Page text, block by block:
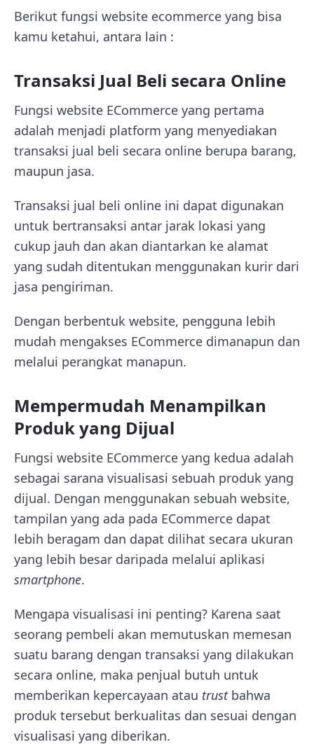
Berikut fungsi website ecommerce yang bisa
kamu ketahui, antara lain :
Transaksi Jual Beli secara Online
Fungsi website ECommerce yang pertama
adalah menjadi platform yang menyediakan
transaksi jual beli secara online berupa barang,
maupun jasa.
Transaksi jual beli online ini dapat digunakan
untuk bertransaksi antar jarak lokasi yang
cukup jauh dan akan diantarkan ke alamat
yang sudah ditentukan menggunakan kurir dari
jasa pengiriman.
Dengan berbentuk website, pengguna lebih
mudah mengakses ECommerce dimanapun dan
melalui perangkat manapun.
Mempermudah Menampilkan
Produk yang Dijual
Fungsi website ECommerce yang kedua adalah
sebagai sarana visualisasi sebuah produk yang
dijual. Dengan menggunakan sebuah website,
tampilan yang ada pada ECommerce dapat
lebih beragam dan dapat dilihat secara ukuran
yang lebih besar daripada melalui aplikasi
smartphone.
Mengapa visualisasi ini penting? Karena saat
seorang pembeli akan memutuskan memesan
suatu barang dengan transaksi yang dilakukan
secara online, maka penjual butuh untuk
memberikan kepercayaan atau trustbahwa
produk tersebut berkualitas dan sesuai dengan
visualisasi yang diberikan.